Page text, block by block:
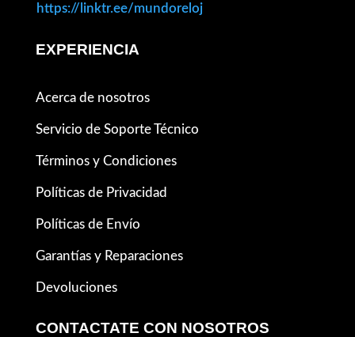
https://linktr.ee/mundoreloj
EXPERIENCIA
Acerca de nosotros
Servicio de Soporte Técnico
Términos y Condiciones
Políticas de Privacidad
Políticas de Envío
Garantías y Reparaciones
Devoluciones
CONTACTATE CON NOSOTROS